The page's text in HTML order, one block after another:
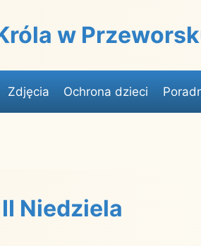
w
Zdjęcia Ochrona dzieci
Niedziela